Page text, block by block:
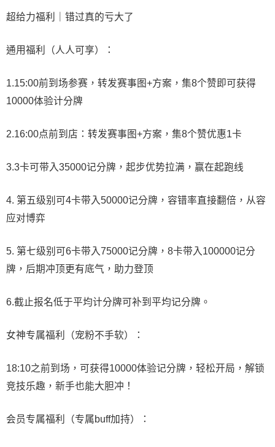
超给力福利｜错过真的亏大了
通用福利（人人可享）：
1.15:00前到场参赛，转发赛事图+方案，集8个赞即可获得
10000体验计分牌
2.16:00点前到店：转发赛事图+方案，集8个赞优惠1卡
3.3卡可带入35000记分牌，起步优势拉满，赢在起跑线
4. 第五级别可4卡带入50000记分牌，容错率直接翻倍，从容
应对博弈
5. 第七级别可6卡带入75000记分牌，8卡带入100000记分
牌，后期冲顶更有底气，助力登顶
6.截止报名低于平均计分牌可补到平均记分牌。
女神专属福利（宠粉不手软）：
18:10之前到场，可获得10000体验记分牌，轻松开局，解锁
竞技乐趣，新手也能大胆冲！
会员专属福利（专属buff加持）：